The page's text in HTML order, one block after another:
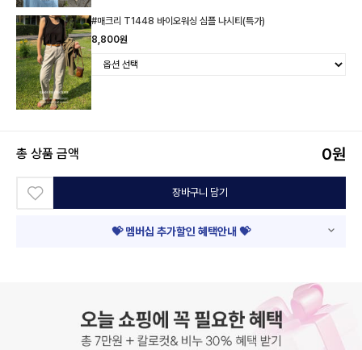
#매크리 T1448 바이오워싱 심플 나시티(특가)
8,800원
총 상품 금액 0원
장바구니 담기
💝 멤버십 추가할인 혜택안내 💝